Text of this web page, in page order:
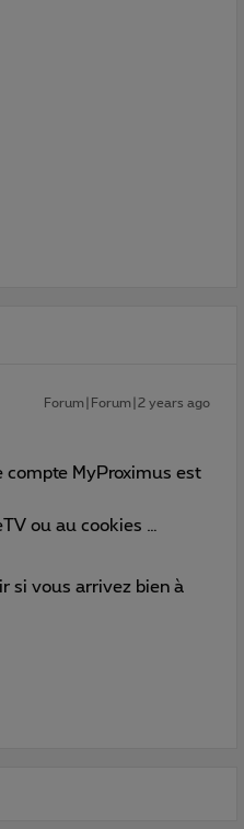
Forum|Forum|2 years ago
MyProximus est
ou au cookies …
si vous arrivez bien à